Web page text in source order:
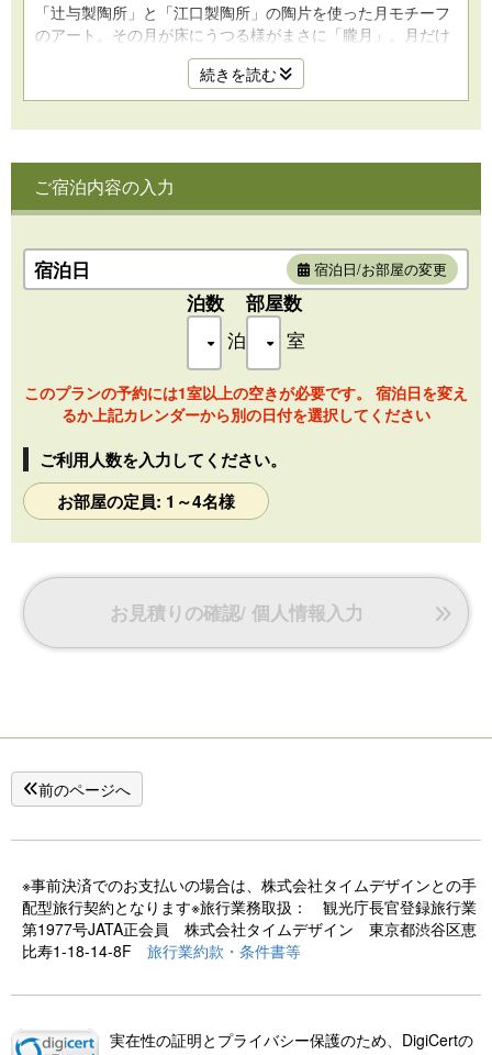
「辻与製陶所」と「江口製陶所」の陶片を使った月モチーフ
のアート。その月が床にうつる様がまさに「朧月」。月だけ
に陶片アートの中には「兎」も。
プロジェクターも設置しており、白の漆喰壁を100インチの
スクリーン代わりにシアタールームとしてもお楽しみいただ
●月アート│肥前吉田焼の陶片を使用。
●お風呂│特大の内風呂と露天風呂。
※お風呂ご利用の際は、お客様ご自身でためていただくよう
お願い致します。
お部屋の茶器セットは、お茶農家で茶師である「茶屋二郎」
「茶屋二郎」が真心を込めた「嬉野煎茶」と「嬉野ほうじ
茶」を茶器セットで
●プロジェクター│
PopIn Aladdin
約100インチで動画コンテンツ等をお楽しみ頂けます。
各コンテンツお持ちのアカウントでのログインが必要なアプ
リもございます。
※利用後はログアウトをお願いいたします。
●Refa│
・ReFaファインバブルピュア （シャワーヘッド）
■客室設備■
・空気清浄機
能）
続きを読む
ご宿泊内容の入力
宿泊日 宿泊日/お部屋の変更
泊数
泊
部屋数
室
このプランの予約には1室以上の空きが必要です。 宿泊日を変え
るか上記カレンダーから別の日付を選択してください
ご利用人数を入力してください。
お部屋の定員: 1～4名様
お見積りの確認/ 個人情報入力
前のページへ
※事前決済でのお支払いの場合は、株式会社タイムデザインとの手
配型旅行契約となります※旅行業務取扱： 観光庁長官登録旅行業
第1977号JATA正会員 株式会社タイムデザイン 東京都渋谷区恵
比寿1-18-14-8F 旅行業約款・条件書等
実在性の証明とプライバシー保護のため、DigiCertの